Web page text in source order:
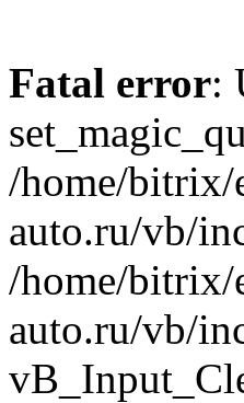
Fatal error:
/home/bitrix/
auto.ru/vb/
/home/bitrix/
auto.ru/vb/